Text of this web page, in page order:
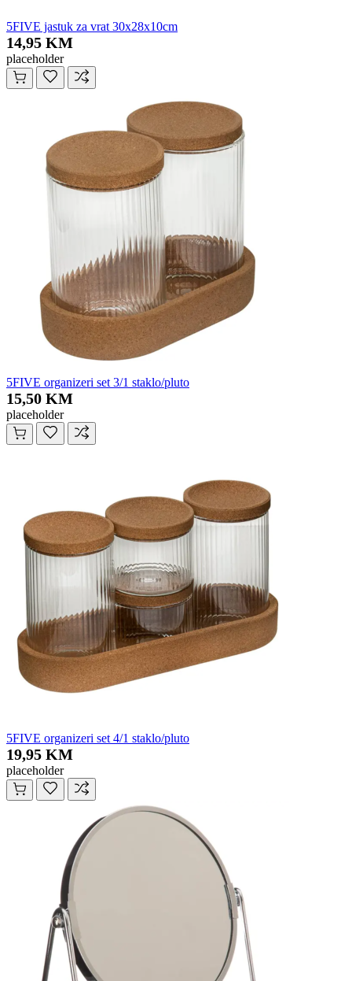
5FIVE jastuk za vrat 30x28x10cm
14,95 KM
placeholder
5FIVE organizeri set 3/1 staklo/pluto
15,50 KM
placeholder
5FIVE organizeri set 4/1 staklo/pluto
19,95 KM
placeholder